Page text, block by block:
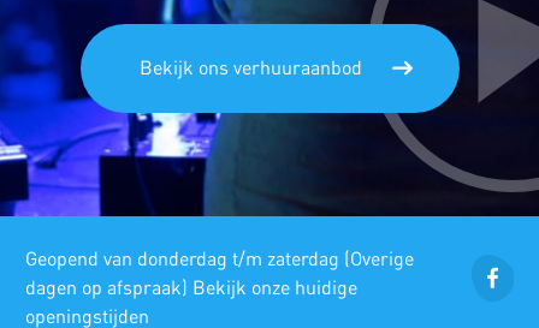
Bekijk ons verhuuraanbod
Geopend van donderdag t/m zaterdag (Overige
dagen op afspraak) Bekijk onze huidige
openingstijden